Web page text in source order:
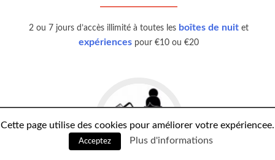
2 ou 7 jours d’accès illimité à toutes les boîtes de nuit et
expériences pour €10 ou €20
Cette page utilise des cookies pour améliorer votre expériencee.
Acceptez Plus d'informations